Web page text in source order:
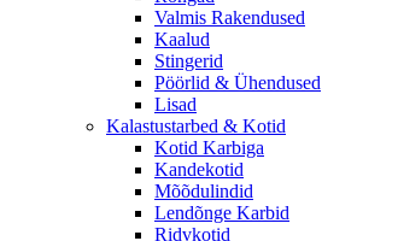
Valmis Rakendused
Kaalud
Stingerid
Pöörlid & Ühendused
Lisad
Kalastustarbed & Kotid
Kotid Karbiga
Kandekotid
Mõõdulindid
Lendõnge Karbid
Ridvkotid